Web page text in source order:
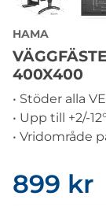
HAMA
400X400
• Stöder alla
• Upp till +2/-
• Vridområde
899 kr